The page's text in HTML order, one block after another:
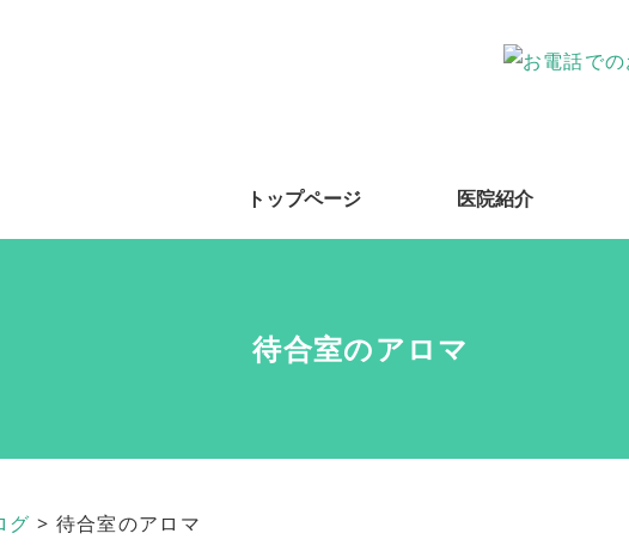
トップページ 医院紹介
待合室のアロマ
グ > 待合室のアロマ